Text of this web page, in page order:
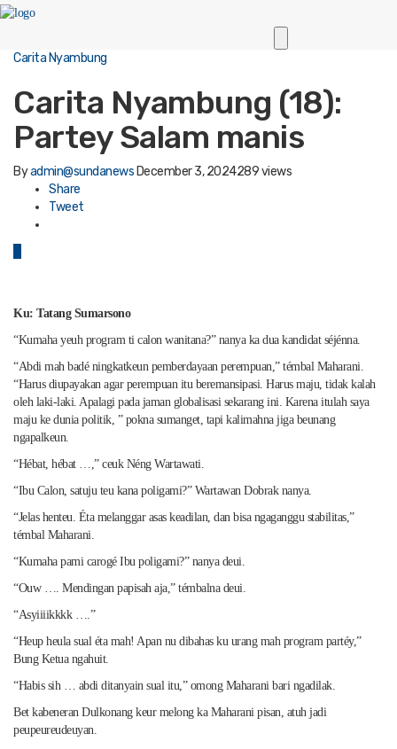
Carita Nyambung
Carita Nyambung (18):
Partey Salam manis
Byadmin@sundanews December 3, 2024289 views
Share
Tweet
Ku: Tatang Sumarsono
“Kumaha yeuh program ti calon wanitana?” nanya ka dua kandidat séjénna.
“Abdi mah badé ningkatkeun pemberdayaan perempuan,” témbal Maharani.
“Harus diupayakan agar perempuan itu beremansipasi. Harus maju, tidak kalah
oleh laki-laki. Apalagi pada jaman globalisasi sekarang ini. Karena itulah saya
maju ke dunia politik, ” pokna sumanget, tapi kalimahna jiga beunang
ngapalkeun.
“Hébat, hébat …,” ceuk Néng Wartawati.
“Ibu Calon, satuju teu kana poligami?” Wartawan Dobrak nanya.
“Jelas henteu. Éta melanggar asas keadilan, dan bisa ngaganggu stabilitas,”
témbal Maharani.
“Kumaha pami carogé Ibu poligami?” nanya deui.
“Ouw …. Mendingan papisah aja,” témbalna deui.
“Asyiiiikkkk ….”
“Heup heula sual éta mah! Apan nu dibahas ku urang mah program partéy,”
Bung Ketua ngahuit.
“Habis sih … abdi ditanyain sual itu,” omong Maharani bari ngadilak.
Bet kabeneran Dulkonang keur melong ka Maharani pisan, atuh jadi
peupeureudeuyan.